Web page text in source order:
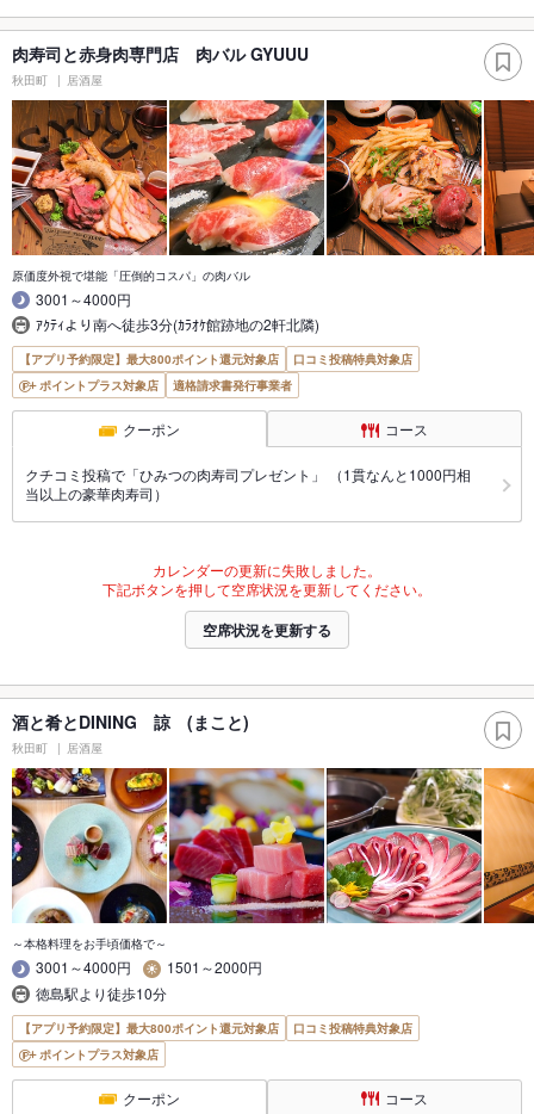
肉寿司と赤身肉専門店 肉バル GYUUU
秋田町 居酒屋
原価度外視で堪能「圧倒的コスパ」の肉バル
3001～4000円
ｱｸﾃｨより南へ徒歩3分(ｶﾗｵｹ館跡地の2軒北隣)
【アプリ予約限定】最大800ポイント還元対象店
口コミ投稿特典対象店
ポイントプラス対象店
適格請求書発行事業者
クーポン コース
クチコミ投稿で「ひみつの肉寿司プレゼント」 （1貫なんと1000円相
当以上の豪華肉寿司）
カレンダーの更新に失敗しました。
下記ボタンを押して空席状況を更新してください。
空席状況を更新する
酒と肴とDINING 諒 (まこと)
秋田町 居酒屋
～本格料理をお手頃価格で～
3001～4000円
1501～2000円
徳島駅より徒歩10分
【アプリ予約限定】最大800ポイント還元対象店
口コミ投稿特典対象店
ポイントプラス対象店
クーポン コース